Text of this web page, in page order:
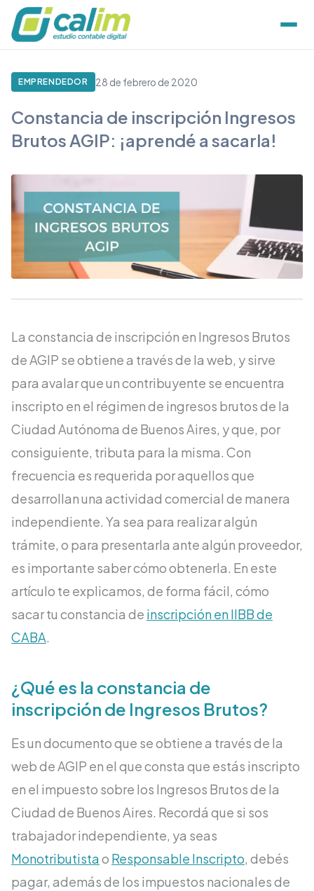
EMPRENDEDOR 28 de febrero de 2020
Constancia de inscripción Ingresos
Brutos AGIP: ¡aprendé a sacarla!
La constancia de inscripción en Ingresos Brutos
de AGIP se obtiene a través de la web, y sirve
para avalar que un contribuyente se encuentra
inscripto en el régimen de ingresos brutos de la
Ciudad Autónoma de Buenos Aires, y que, por
consiguiente, tributa para la misma. Con
frecuencia es requerida por aquellos que
desarrollan una actividad comercial de manera
independiente. Ya sea para realizar algún
trámite, o para presentarla ante algún proveedor,
es importante saber cómo obtenerla. En este
artículo te explicamos, de forma fácil, cómo
sacar tu constancia de inscripción en IIBB de
CABA.
¿Qué es la constancia de
inscripción de Ingresos Brutos?
Es un documento que se obtiene a través de la
web de AGIP en el que consta que estás inscripto
en el impuesto sobre los Ingresos Brutos de la
Ciudad de Buenos Aires. Recordá que si sos
trabajador independiente, ya seas
Monotributistao Responsable Inscripto, debés
pagar, además de los impuestos nacionales de